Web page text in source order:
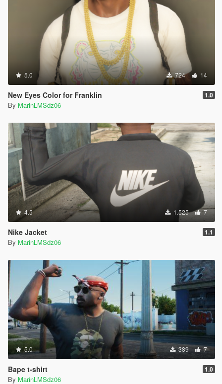
5.0 724 14
New Eyes Color for Franklin 1.0
By MarinLMSdz06
4.5 1.525 7
Nike Jacket 1.1
By MarinLMSdz06
5.0 389 7
Bape t-shirt 1.0
By MarinLMSdz06